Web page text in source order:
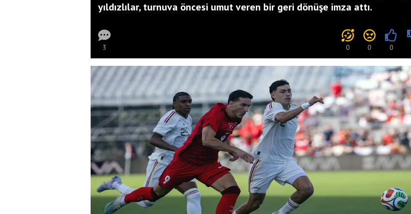
yıldızlılar, turnuva öncesi umut veren bir geri dönüşe imza attı.
3 0 0 0